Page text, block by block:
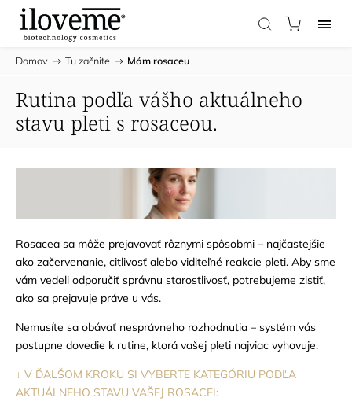
Domov / Tu začnite / Mám rosaceu
Rutina podľa vášho aktuálneho
stavu pleti s rosaceou.
Rosacea sa môže prejavovať rôznymi spôsobmi – najčastejšie
ako začervenanie, citlivosť alebo viditeľné reakcie pleti. Aby sme
vám vedeli odporučiť správnu starostlivosť, potrebujeme zistiť,
ako sa prejavuje práve u vás.
Nemusíte sa obávať nesprávneho rozhodnutia – systém vás
postupne dovedie k rutine, ktorá vašej pleti najviac vyhovuje.
↓ V ĎALŠOM KROKU SI VYBERTE KATEGÓRIU PODĽA
AKTUÁLNEHO STAVU VAŠEJ ROSACEI: